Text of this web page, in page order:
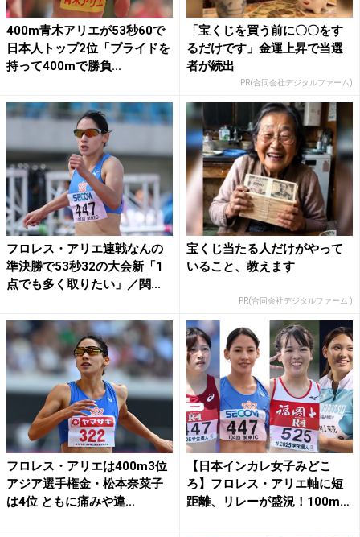
400m青木アリエが53秒60で
日本人トップ2位「プライドを
持って400mで勝負...
「宝くじを買う前に〇〇をす
るだけです」金運上昇で当選
者が続出
PR(合同会社デジタルファーム)
フロレス・アリエ連戦なんの
準決勝で53秒32の大会新「1
点でも多く取りたい」／関...
宝くじ当たる人だけがやって
いること、教えます
PR(合同会社デジタルファーム )
フロレス・アリエは400m3位
アジア選手権金・松本奈菜子
は4位 ともに痛みや違...
【日本インカレ女子みどこ
ろ】フロレス・アリエ軸に短
距離、リレーが盛況！100m